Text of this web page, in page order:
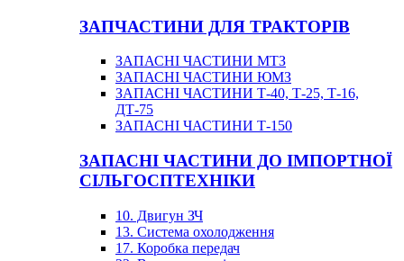
ЗАПЧАСТИНИ ДЛЯ ТРАКТОРІВ
ЗАПАСНІ ЧАСТИНИ МТЗ
ЗАПАСНІ ЧАСТИНИ ЮМЗ
ЗАПАСНІ ЧАСТИНИ Т-40, Т-25, Т-16,
ДТ-75
ЗАПАСНІ ЧАСТИНИ Т-150
ЗАПАСНІ ЧАСТИНИ ДО ІМПОРТНОЇ
СІЛЬГОСПТЕХНІКИ
10. Двигун ЗЧ
13. Система охолодження
17. Коробка передач